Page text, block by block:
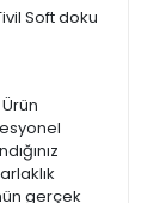
Soft doku
Ürün
gerçek